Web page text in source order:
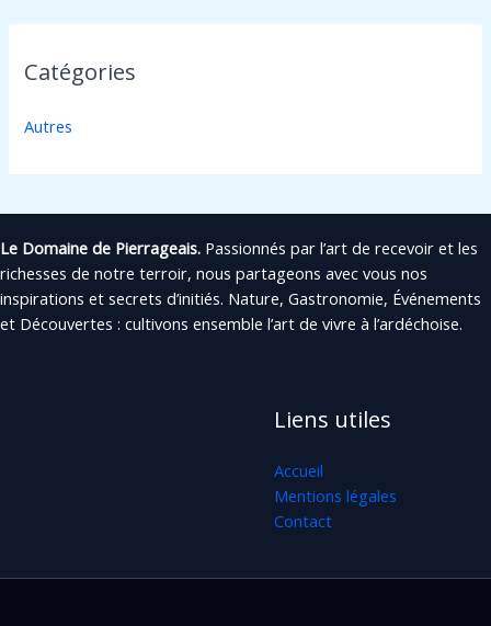
Catégories
Autres
Le Domaine de Pierrageais. Passionnés par l’art de recevoir et les
richesses de notre terroir, nous partageons avec vous nos
inspirations et secrets d’initiés. Nature, Gastronomie, Événements
et Découvertes : cultivons ensemble l’art de vivre à l’ardéchoise.
Liens utiles
Accueil
Mentions légales
Contact